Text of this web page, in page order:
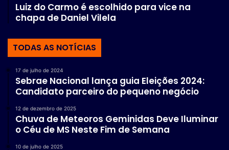
Luiz do Carmo é escolhido para vice na
chapa de Daniel Vilela
TODAS AS NOTÍCIAS
17 de julho de 2024
Sebrae Nacional lança guia Eleições 2024:
Candidato parceiro do pequeno negócio
12 de dezembro de 2025
Chuva de Meteoros Geminidas Deve Iluminar
o Céu de MS Neste Fim de Semana
10 de julho de 2025